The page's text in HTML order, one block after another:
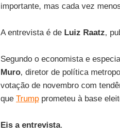
importante, mas cada vez
A entrevista é de Luiz Raatz,
Segundo o economista e
Muro, diretor de política
votação de novembro com
que Trumpprometeu à base
Eis a entrevista.